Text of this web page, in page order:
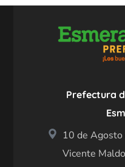
Prefectura
10 de
Vicente